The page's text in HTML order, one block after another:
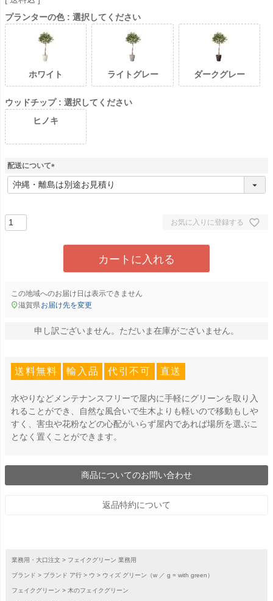
プランターの色
選択してください
ホワイト ライトグレー ダークグレー
ウッドチップ
選択してください
ヒノキ
配送について
(
必
お気に入りに登録する
カートに入れる
この地域へのお届け日は表示できません
滋賀県お届け先を変更
申し訳ございません。ただいま在庫がございません。
送料無料 輸入品 代引不可 直送
水やりなどメンテナンスフリーで屋内に手軽にグリーンを取り入
れることができ、自然な風合いで生木よりも軽いので移動もしや
すく、害虫や花粉などの心配がいらず屋内であれば場所を選ぶこ
となく置くことができます。
商品についてのお問い合わせ
返品特約について
業務用・大口注文 フェイクグリーン 業務用
ブランド ブランド ア行 ウ ウィズ グリーン（w ／ g = with green）
フェイクグリーン 木のフェイクグリーン